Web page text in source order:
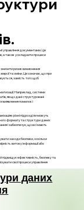
управління документами. Це
а також ускладнити процеси
ризик виникнення
та зміни. Це означає, що при
замість того щоб
Наприклад, системи
якщо дані структуровані
виявлення помилок і
різні підрозділи можуть
формату та структури даних
і забезпечує, що всі мають
заходи безпеки, оскільки
витоку інформації або
підвищує ефективність, безпеку та
свої процеси управління
даних